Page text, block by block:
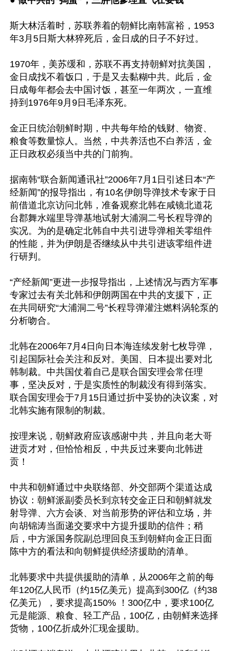
斯大林活着时，苏联养着的朝鲜比南韩富裕，1953
年3月5日斯大林猝死后，金日成的日子不好过。
1970年，美苏缓和，苏联不再支持朝鲜对抗美国，
金日成找不着饭口，于是又去黏糊中共。此后，金
日成每年都会去中国讨饭，甚至一年两次，一直维
持到1976年9月9日毛泽东死。
金正日统治朝鲜时期，中共每年给的钱财、物资、
粮食等数量惊人。当然，中共养活也不白养活，金
正日政权必须当中共的门前狗。
据南韩“联合新闻通讯社”2006年7月1日引述日本“产
经新闻”的报导指出，有10名伊朗导弹技术专家于日
前借道北京访问北韩，准备观察北韩在咸镜北道花
台郡舞水端里导弹基地试射大浦洞二号长程导弹的
实况。为的是确定北韩自中共引进导弹相关零组件
的性能，并为伊朗是否继续从中共引进该零组件进
行研判。
“产经新闻”更进一步报导指出，上述情况与西方军事
专家过去有关北韩和伊朗两国在中共的支援下，正
在共同研究“大浦洞二号”长程导弹灌注燃料涡轮泵的
分析吻合。
北韩在2006年7月4日向日本海连续发射七枚导弹，
引起国际社会关注和反对。美国、日本提出要对北
韩制裁。中共国仗着自己是联合国安理会常任理
事，坚决反对，于是实质性的制裁没有得到落实。
联合国安理会于7月15日通过折中妥协的决议案，对
北韩实施有限制的制裁。
按理来说，朝鲜政府应该感谢中共，并且向老大哥
进贡才对，但恰恰相反，中共反过来要向北韩进
贡！
中共和朝鲜通过中央联络部、外交部两个渠道达成
协议：朝鲜派副委员长到京转交金正日和朝鲜就发
射导弹、六方会谈、对当前形势的评估和立场，并
向胡锦涛当面递交要求中方提升援助的信件；稍
后，中方派国务院副总理回良玉到朝鲜向金正日面
陈中方的看法和向朝鲜提供经济援助的清单。
北韩要求中共提供援助的清单，从2006年之前的每
年120亿人民币（约15亿美元）提高到300亿（约38
亿美元），要求提高150% ！300亿中，要求100亿
元是能源、粮食、轻工产品，100亿，由朝鲜来选择
货物，100亿折成外汇现金援助。